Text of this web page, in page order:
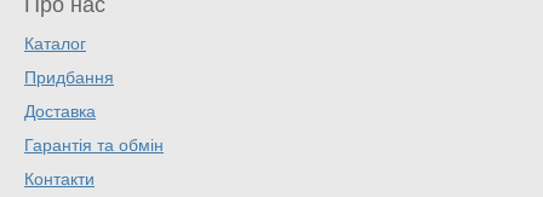
Про нас
Каталог
Придбання
Доставка
Гарантія та обмін
Контакти